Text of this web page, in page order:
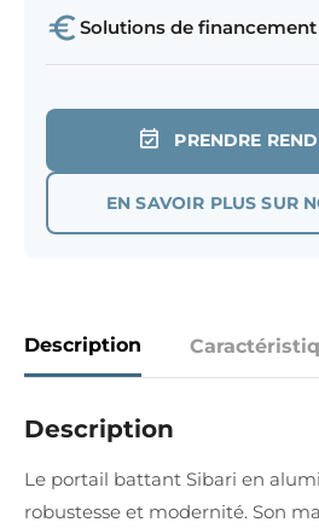
Solutions de financement
PRENDRE
EN SAVOIR PLUS SUR
Description
Description
Le portail battant Sibari en
robustesse et modernité. Son